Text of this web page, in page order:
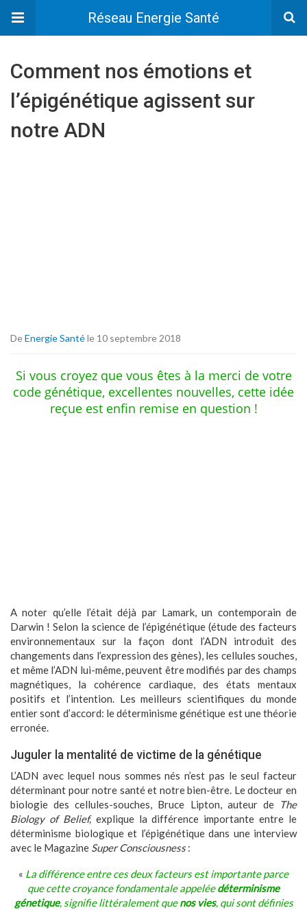
Réseau Energie Santé
Comment nos émotions et
l’épigénétique agissent sur
notre ADN
DeEnergie Santéle 10 septembre 2018
Si vous croyez que vous êtes à la merci de votre
code génétique, excellentes nouvelles, cette idée
reçue est enfin remise en question !
A noter qu’elle l’était déjà par Lamark, un contemporain de
Darwin ! Selon la science de l’épigénétique (étude des facteurs
environnementaux sur la façon dont l’ADN introduit des
changements dans l’expression des gènes), les cellules souches,
et même l’ADN lui-même, peuvent être modifiés par des champs
magnétiques, la cohérence cardiaque, des états mentaux
positifs et l’intention. Les meilleurs scientifiques du monde
entier sont d’accord: le déterminisme génétique est une théorie
erronée.
Juguler la mentalité de victime de la génétique
L’ADN avec lequel nous sommes nés n’est pas le seul facteur
déterminant pour notre santé et notre bien-être. Le docteur en
biologie des cellules-souches, Bruce Lipton, auteur de The
Biology of Belief, explique la différence importante entre le
déterminisme biologique et l’épigénétique dans une interview
avec le Magazine Super Consciousness:
« La différence entre ces deux facteurs est importante parce
que cette croyance fondamentale appeléedéterminisme
génetique, signifie littéralement quenos vies, qui sont définies